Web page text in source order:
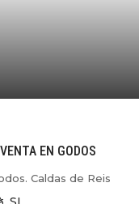
EN GODOS
Caldas de Reis